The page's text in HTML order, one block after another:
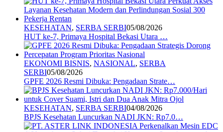
KESEHATAN, SERBA SERBI05/08/2026
HUT ke-7, Primaya Hospital Bekasi Utara …
EKONOMI BISNIS, NASIONAL, SERBA
SERBI05/08/2026
GPFE 2026 Resmi Dibuka: Pengadaan Strate…
KESEHATAN, SERBA SERBI04/08/2026
BPJS Kesehatan Luncurkan NADI JKN: Rp7.0…